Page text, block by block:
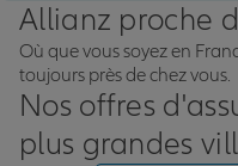
Allianz proche
Où que vous soyez en
toujours près de chez vous.
Nos offres
plus grandes